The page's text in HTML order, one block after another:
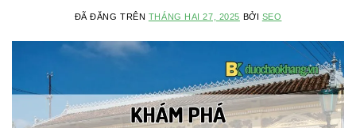
ĐÃ ĐĂNG TRÊN THÁNG HAI 27, 2025 BỞI SEO